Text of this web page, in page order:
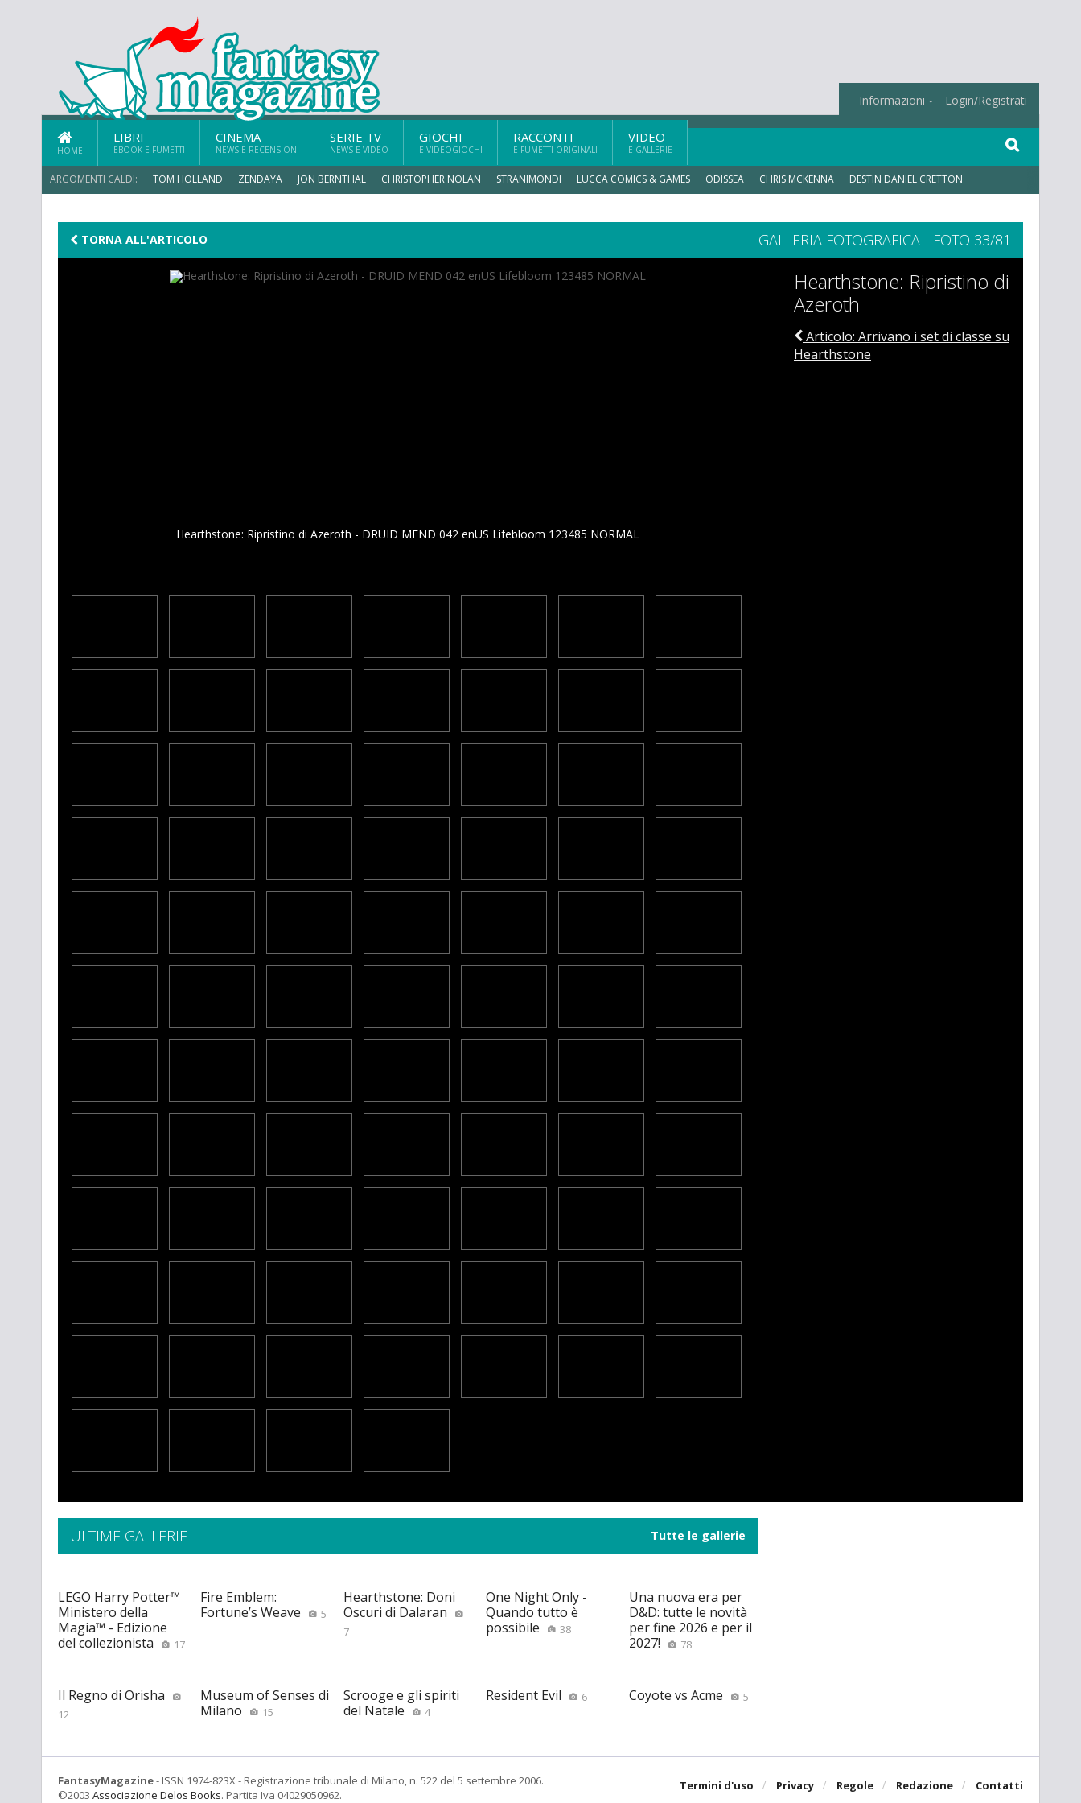
Informazioni Login/Registrati
HOME
LIBRI
EBOOK E FUMETTI
CINEMA
NEWS E RECENSIONI
SERIE TV
NEWS E VIDEO
GIOCHI
E VIDEOGIOCHI
RACCONTI
E FUMETTI ORIGINALI
VIDEO
E GALLERIE
ARGOMENTI CALDI: TOM HOLLAND ZENDAYA JON BERNTHAL CHRISTOPHER NOLAN STRANIMONDI LUCCA COMICS & GAMES ODISSEA CHRIS MCKENNA DESTIN DANIEL CRETTON
GALLERIA FOTOGRAFICA - FOTO 33/81
TORNA ALL'ARTICOLO
Hearthstone: Ripristino di Azeroth - DRUID MEND 042 enUS Lifebloom 123485 NORMAL
Hearthstone: Ripristino di
Azeroth
Articolo: Arrivano i set di classe su
Hearthstone
ULTIME GALLERIE Tutte le gallerie
LEGO Harry Potter™
Ministero della
Magia™ - Edizione
del collezionista
17
Fire Emblem:
Fortune’s Weave
5
Hearthstone: Doni
Oscuri di Dalaran
7
One Night Only -
Quando tutto è
possibile
38
Una nuova era per
D&D: tutte le novità
per fine 2026 e per il
2027!
78
Il Regno di Orisha
12
Museum of Senses di
Milano
15
Scrooge e gli spiriti
del Natale
4
Resident Evil 6 Coyote vs Acme 5
Termini d'uso Privacy Regole Redazione Contatti
FantasyMagazine- ISSN 1974-823X - Registrazione tribunale di Milano, n. 522 del 5 settembre 2006.
©2003 Associazione Delos Books. Partita Iva 04029050962.